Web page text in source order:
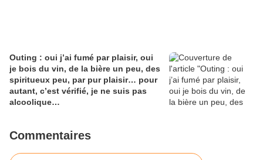
Outing : oui j’ai fumé par plaisir, oui
je bois du vin, de la bière un peu, des
spiritueux peu, par pur plaisir… pour
autant, c’est vérifié, je ne suis pas
alcoolique…
Commentaires